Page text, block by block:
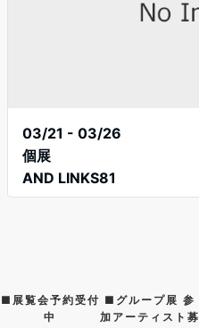
03/21 - 03/26
個展
AND LINKS81
■展覧会予約受付
中
■グループ展 参
加アーティスト募